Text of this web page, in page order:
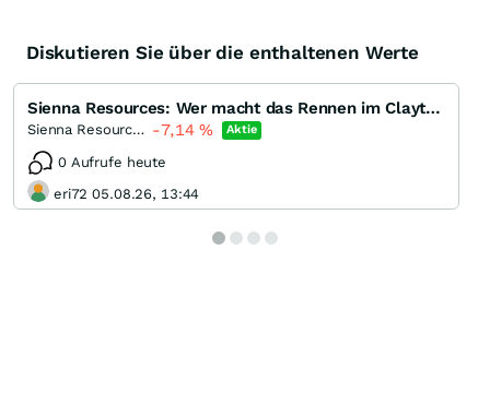
Diskutieren Sie über die enthaltenen Werte
Sienna Resources: Wer macht das Rennen im Clayton Valley?
Sienna Resources -7,14% Aktie
0 Aufrufe heute
eri72 05.08.26, 13:44